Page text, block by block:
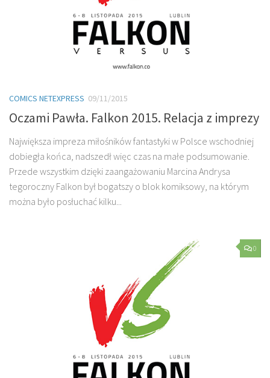
COMICS NETEXPRESS 09/11/2015
Oczami Pawła. Falkon 2015. Relacja z imprezy
Największa impreza miłośników fantastyki w Polsce wschodniej
dobiegła końca, nadszedł więc czas na małe podsumowanie.
Przede wszystkim dzięki zaangażowaniu Marcina Andrysa
tegoroczny Falkon był bogatszy o blok komiksowy, na którym
można było posłuchać kilku...
0